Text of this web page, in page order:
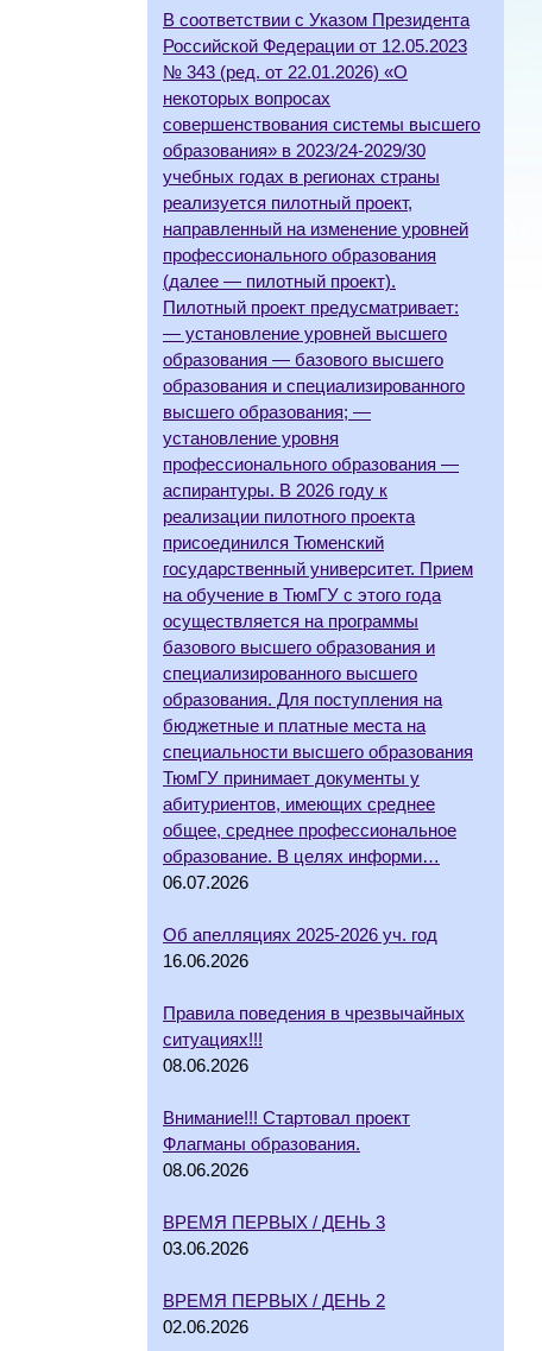
В соответствии с Указом Президента
Российской Федерации от 12.05.2023
№ 343 (ред. от 22.01.2026) «О
некоторых вопросах
совершенствования системы высшего
образования» в 2023/24-2029/30
учебных годах в регионах страны
реализуется пилотный проект,
направленный на изменение уровней
профессионального образования
(далее — пилотный проект).
Пилотный проект предусматривает:
— установление уровней высшего
образования — базового высшего
образования и специализированного
высшего образования; —
установление уровня
профессионального образования —
аспирантуры. В 2026 году к
реализации пилотного проекта
присоединился Тюменский
государственный университет. Прием
на обучение в ТюмГУ с этого года
осуществляется на программы
базового высшего образования и
специализированного высшего
образования. Для поступления на
бюджетные и платные места на
специальности высшего образования
ТюмГУ принимает документы у
абитуриентов, имеющих среднее
общее, среднее профессиональное
образование. В целях информи…
06.07.2026
Об апелляциях 2025-2026 уч. год
16.06.2026
Правила поведения в чрезвычайных
ситуациях!!!
08.06.2026
Внимание!!! Стартовал проект
Флагманы образования.
08.06.2026
ВРЕМЯ ПЕРВЫХ / ДЕНЬ 3
03.06.2026
ВРЕМЯ ПЕРВЫХ / ДЕНЬ 2
02.06.2026